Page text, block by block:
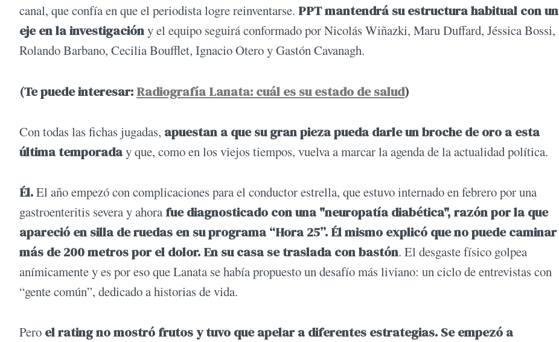
canal, que confía en que el periodista logre reinventarse. PPT mantendrá su estructura habitual con un
eje en la investigacióny el equipo seguirá conformado por Nicolás Wiñazki, Maru Duffard, Jéssica Bossi,
Rolando Barbano, Cecilia Boufflet, Ignacio Otero y Gastón Cavanagh.
(Te puede interesar: Radiografía Lanata: cuál es su estado de salud)
Con todas las fichas jugadas, apuestan a que su gran pieza pueda darle un broche de oro a esta
última temporaday que, como en los viejos tiempos, vuelva a marcar la agenda de la actualidad política.
Él.El año empezó con complicaciones para el conductor estrella, que estuvo internado en febrero por una
gastroenteritis severa y ahora fue diagnosticado con una "neuropatía diabética", razón por la que
apareció en silla de ruedas en su programa “Hora 25”. Él mismo explicó que no puede caminar
más de 200 metros por el dolor. En su casa se traslada con bastón. El desgaste físico golpea
anímicamente y es por eso que Lanata se había propuesto un desafío más liviano: un ciclo de entrevistas con
“gente común”, dedicado a historias de vida.
Pero el rating no mostró frutos y tuvo que apelar a diferentes estrategias. Se empezó a